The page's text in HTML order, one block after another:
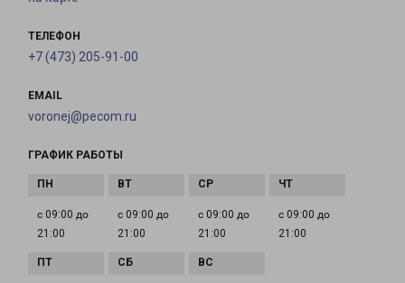
ТЕЛЕФОН
+7 (473) 205-91-00
EMAIL
voronej@pecom.ru
ГРАФИК РАБОТЫ
с 09:00 до
21:00
с 09:00 до
21:00
с 09:00 до
21:00
с 09:00 до
21:00